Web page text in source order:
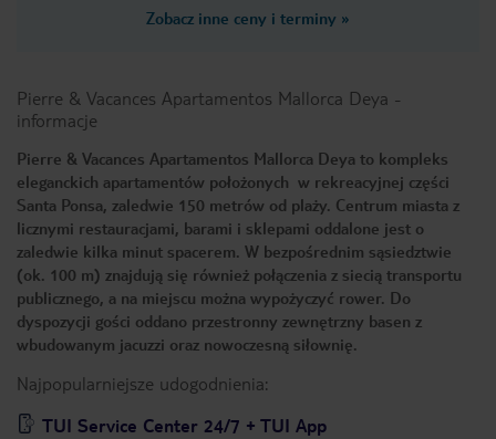
Zobacz inne ceny i terminy »
Pierre & Vacances Apartamentos Mallorca Deya -
informacje
Pierre & Vacances Apartamentos Mallorca Deya to kompleks
eleganckich apartamentów położonych w rekreacyjnej części
Santa Ponsa, zaledwie 150 metrów od plaży. Centrum miasta z
licznymi restauracjami, barami i sklepami oddalone jest o
zaledwie kilka minut spacerem. W bezpośrednim sąsiedztwie
(ok. 100 m) znajdują się również połączenia z siecią transportu
publicznego, a na miejscu można wypożyczyć rower. Do
dyspozycji gości oddano przestronny zewnętrzny basen z
wbudowanym jacuzzi oraz nowoczesną siłownię.
Najpopularniejsze udogodnienia:
TUI Service Center 24/7 + TUI App